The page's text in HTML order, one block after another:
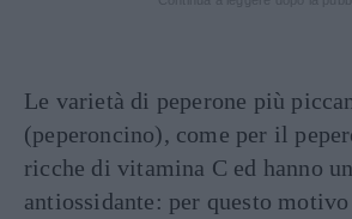
Le varietà di peperone più
(peperoncino), come per il
ricche di vitamina C ed hanno
antiossidante: per questo